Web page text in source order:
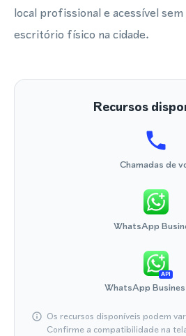
local profissional e acessível
escritório físico na cidade.
Recursos
Chamadas de
WhatsApp
API
WhatsApp
Os recursos disponíveis podem
Confirme a compatibilidade na